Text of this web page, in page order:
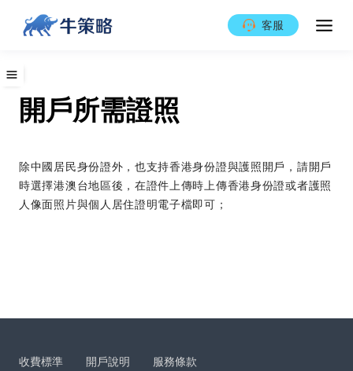
客服
開戶所需證照
除中國居民身份證外，也支持香港身份證與護照開戶，請開戶
時選擇港澳台地區後，在證件上傳時上傳香港身份證或者護照
人像面照片與個人居住證明電子檔即可；
收費標準 開戶說明 服務條款